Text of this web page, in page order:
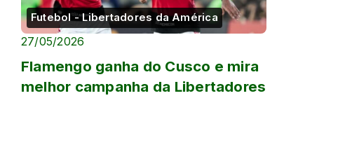
Futebol - Libertadores da América
27/05/2026
Flamengo ganha do Cusco e mira
melhor campanha da Libertadores